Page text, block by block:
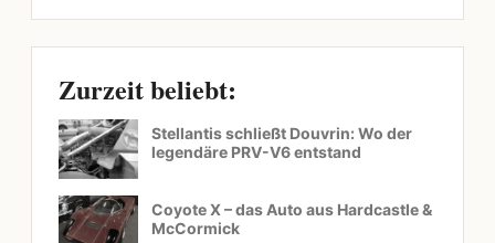
Zurzeit beliebt:
Stellantis schließt Douvrin: Wo der
legendäre PRV-V6 entstand
Coyote X – das Auto aus Hardcastle &
McCormick